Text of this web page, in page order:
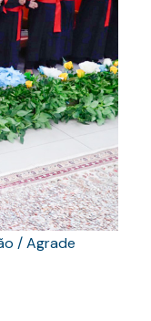
/ Agrade